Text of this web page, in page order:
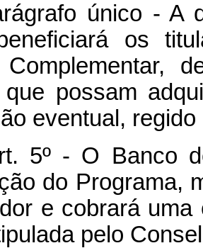
único - A
os
possam
eventual,
5º - O Banco
do Programa,
e cobrará
pelo